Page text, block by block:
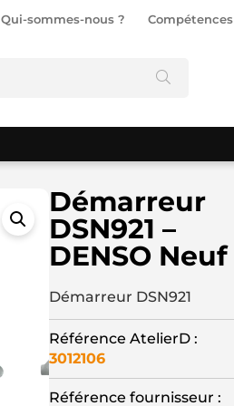
Qui-sommes-nous ? Compétences
Démarreur
DSN921 –
DENSO Neuf
Démarreur DSN921
Référence AtelierD :
3012106
Référence fournisseur :